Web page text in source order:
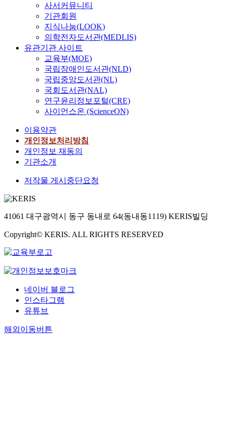
사서커뮤니티
기관회원
지식나눔(LOOK)
의학전자도서관(MEDLIS)
유관기관 사이트
교육부(MOE)
국립장애인도서관(NLD)
국립중앙도서관(NL)
국회도서관(NAL)
연구윤리정보포털(CRE)
사이언스온 (ScienceON)
이용약관
개인정보처리방침
개인정보 재동의
기관소개
저작물 게시중단요청
41061 대구광역시 동구 동내로 64(동내동1119) KERIS빌딩
Copyright© KERIS. ALL RIGHTS RESERVED
네이버 블로그
인스타그램
유튜브
해외이동버튼